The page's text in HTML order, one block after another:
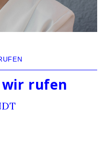
wir rufen